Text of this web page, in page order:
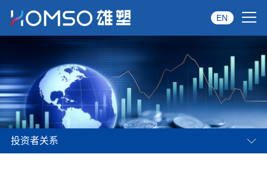
关于雄塑
产品中心
品牌服务
EN
投资者关系